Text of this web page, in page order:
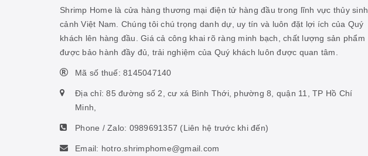
Vitamin cá biển
Hỗ trợ ao hồ
Nhíp
Phụ kiện ấp artemia
Hỗ trợ tiêu hóa
Cibi
KZJ
Mius
KW zone
Coloer
Shrimp Home là cửa hàng thương mại điện tử hàng đầu trong lĩnh vực thủy sinh
cảnh Việt Nam. Chúng tôi chú trọng danh dự, uy tín và luôn đặt lợi ích của Quý
khách lên hàng đầu. Giá cả công khai rõ ràng minh bạch, chất lượng sản phẩm
được bảo hành đầy đủ, trải nghiệm của Quý khách luôn được quan tâm.
Mã số thuế: 8145047140
Địa chỉ: 85 đường số 2, cư xá Bình Thới, phường 8, quận 11, TP Hồ Chí
Minh,
Phone / Zalo: 0989691357 (Liên hệ trước khi đến)
Email: hotro.shrimphome@gmail.com